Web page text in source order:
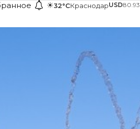
☀32°CКраснодарUSD80.93